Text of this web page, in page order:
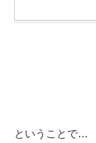
ということで…